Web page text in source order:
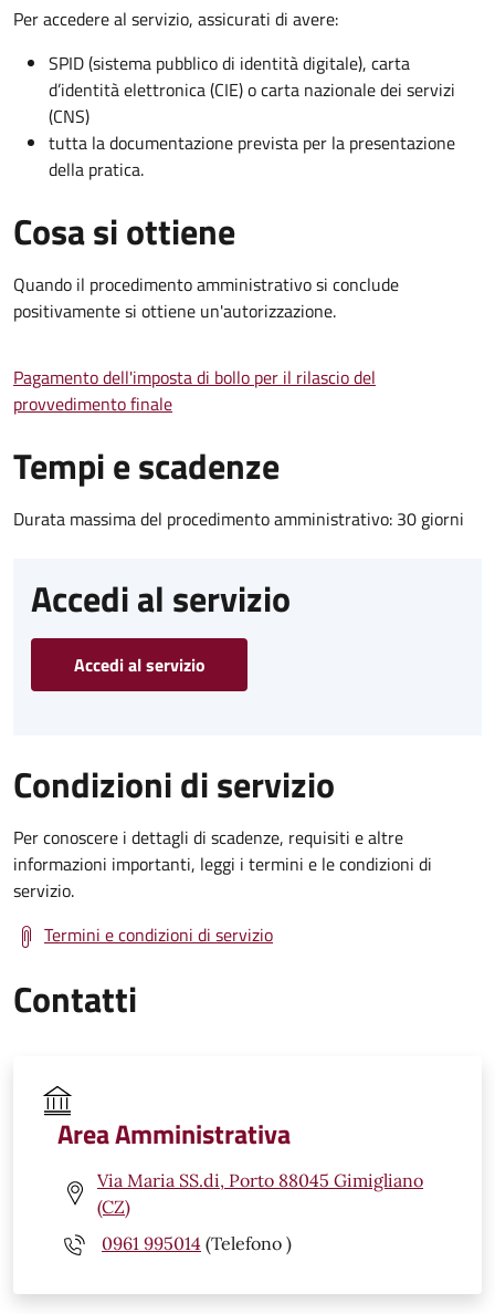
Per accedere al servizio, assicurati di avere:
SPID (sistema pubblico di identità digitale), carta
d’identità elettronica (CIE) o carta nazionale dei servizi
(CNS)
tutta la documentazione prevista per la presentazione
della pratica.
Cosa si ottiene
Quando il procedimento amministrativo si conclude
positivamente si ottiene un'autorizzazione.
Pagamento dell'imposta di bollo per il rilascio del
provvedimento finale
Tempi e scadenze
Durata massima del procedimento amministrativo: 30 giorni
Accedi al servizio
Accedi al servizio
Condizioni di servizio
Per conoscere i dettagli di scadenze, requisiti e altre
informazioni importanti, leggi i termini e le condizioni di
servizio.
Termini e condizioni di servizio
Contatti
Area Amministrativa
Via Maria SS.di, Porto 88045 Gimigliano
(CZ)
0961 995014 (Telefono )